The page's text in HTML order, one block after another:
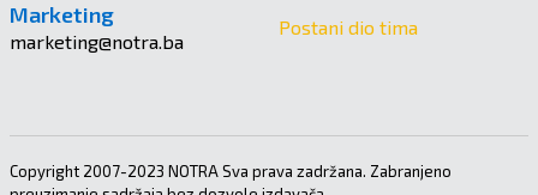
Marketing
marketing@notra.ba
Postani dio tima
Copyright 2007-2023 NOTRA Sva prava zadržana. Zabranjeno